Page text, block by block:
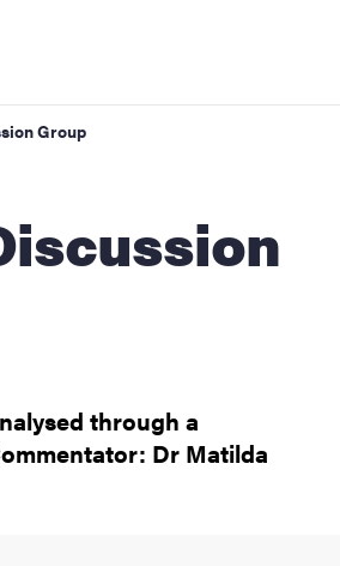
Group
through a
Dr Matilda